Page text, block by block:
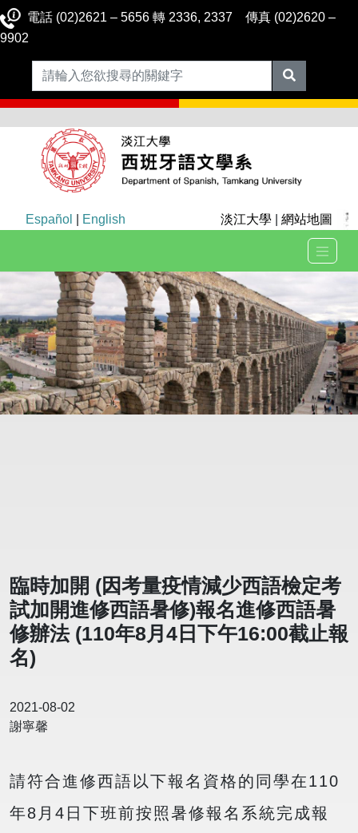
電話 (02)2621 – 5656 轉 2336, 2337 傳真 (02)2620 –
9902
Español English 淡江大學 網站地圖
臨時加開 (因考量疫情減少西語檢定考
試加開進修西語暑修)報名進修西語暑
修辦法 (110年8月4日下午16:00截止報
名)
2021-08-02
謝寧馨
請符合進修西語以下報名資格的同學在110
年8月4日下班前按照暑修報名系統完成報